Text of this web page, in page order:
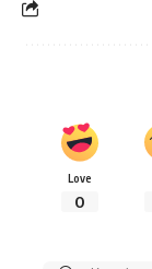
Love
0